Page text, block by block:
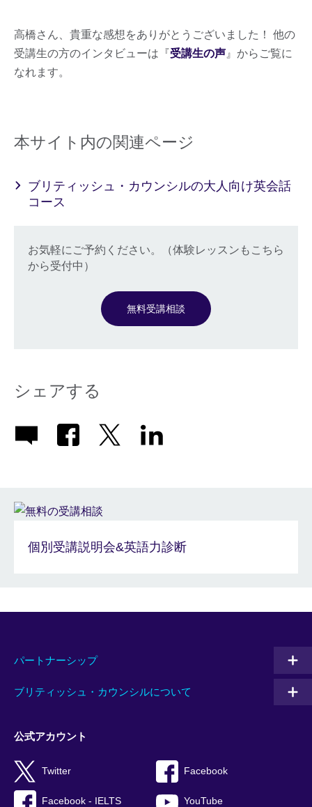
高橋さん、貴重な感想をありがとうございました！ 他の
受講生の方のインタビューは『受講生の声 』からご覧に
なれます。
本サイト内の関連ページ
ブリティッシュ・カウンシルの大人向け英会話
コース
お気軽にご予約ください。（体験レッスンもこちら
から受付中）
無料受講相談
シェアする
個別受講説明会&英語力診断
パートナーシップ
ブリティッシュ・カウンシルについて
公式アカウント
Twitter Facebook
Facebook - IELTS YouTube